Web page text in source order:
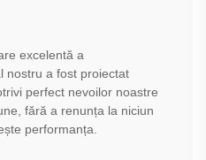
excelentă a
nostru a fost proiectat
perfect nevoilor noastre
fără a renunța la niciun
performanța.